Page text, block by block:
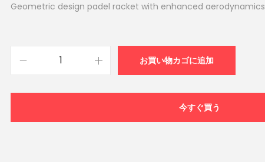
Geometric design padel racket with enhanced aerodynamics
お買い物カゴに追加
今すぐ買う